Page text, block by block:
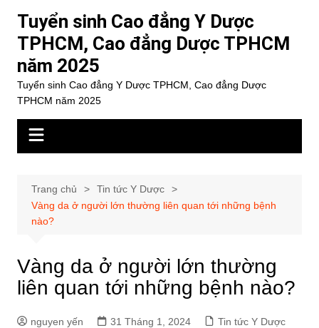
dung
Tuyển sinh Cao đẳng Y Dược
TPHCM, Cao đẳng Dược TPHCM
năm 2025
Tuyển sinh Cao đẳng Y Dược TPHCM, Cao đẳng Dược
TPHCM năm 2025
Trang chủ
Tin tức Y Dược
Vàng da ở người lớn thường liên quan tới những bệnh
nào?
Vàng da ở người lớn thường
liên quan tới những bệnh nào?
nguyen yến 31 Tháng 1, 2024 Tin tức Y Dược